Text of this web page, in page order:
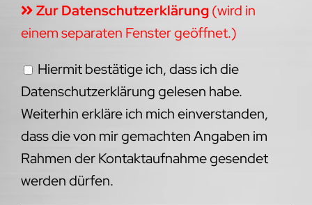
Zur Datenschutzerklärung(wird in
einem separaten Fenster geöffnet.)
Hiermit bestätige ich, dass ich die
Datenschutzerklärung gelesen habe.
Weiterhin erkläre ich mich einverstanden,
dass die von mir gemachten Angaben im
Rahmen der Kontaktaufnahme gesendet
werden dürfen.